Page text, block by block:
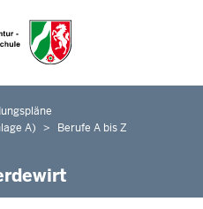
Inhalt
Hauptmenü
A)
Berufe A bis Z